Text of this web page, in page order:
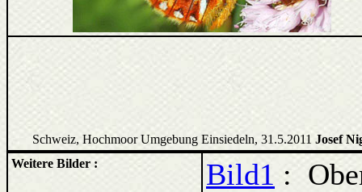
Schweiz, Hochmoor Umgebung Einsiedeln, 31.5.2011 Josef
Weitere Bilder :
Bild1 :